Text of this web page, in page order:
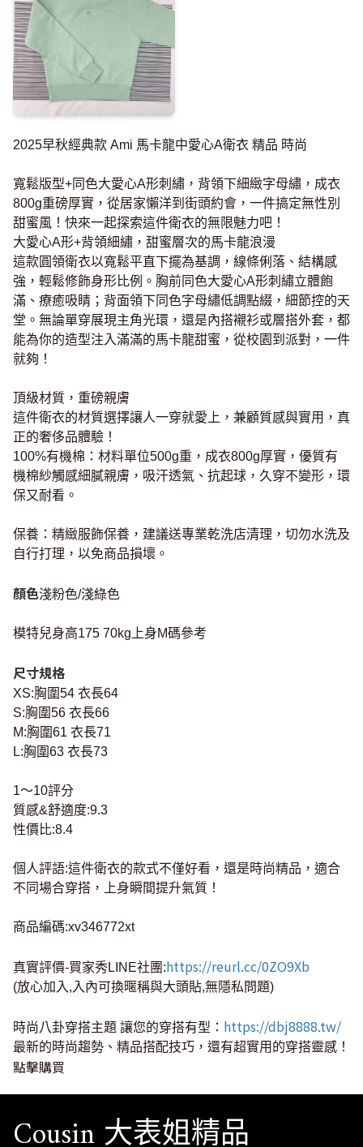
2025早秋經典款 Ami 馬卡龍中愛心A衛衣 精品 時尚
寬鬆版型+同色大愛心A形刺繡，背領下細緻字母繡，成衣
800g重磅厚實，從居家懶洋到街頭約會，一件搞定無性別
甜蜜風！快來一起探索這件衛衣的無限魅力吧！
大愛心A形+背領細繡，甜蜜層次的馬卡龍浪漫
這款圓領衛衣以寬鬆平直下擺為基調，線條俐落、結構感
強，輕鬆修飾身形比例。胸前同色大愛心A形刺繡立體飽
滿、療癒吸睛；背面領下同色字母繡低調點綴，細節控的天
堂。無論單穿展現主角光環，還是內搭襯衫或層搭外套，都
能為你的造型注入滿滿的馬卡龍甜蜜，從校園到派對，一件
就夠！
頂級材質，重磅親膚
這件衛衣的材質選擇讓人一穿就愛上，兼顧質感與實用，真
正的奢侈品體驗！
100%有機棉：材料單位500g重，成衣800g厚實，優質有
機棉紗觸感細膩親膚，吸汗透氣、抗起球，久穿不變形，環
保又耐看。
保養：精緻服飾保養，建議送專業乾洗店清理，切勿水洗及
自行打理，以免商品損壞。
顏色淺粉色/淺綠色
模特兒身高175 70kg上身M碼參考
尺寸規格
XS:胸圍54 衣長64
S:胸圍56 衣長66
M:胸圍61 衣長71
L:胸圍63 衣長73
1～10評分
質感&舒適度:9.3
性價比:8.4
個人評語:這件衛衣的款式不僅好看，還是時尚精品，適合
不同場合穿搭，上身瞬間提升氣質！
商品編碼:xv346772xt
真實評價-買家秀LINE社團:https://reurl.cc/0ZO9Xb
(放心加入,入內可換暱稱與大頭貼,無隱私問題)
時尚八卦穿搭主題 讓您的穿搭有型： https://dbj8888.tw/
最新的時尚趨勢、精品搭配技巧，還有超實用的穿搭靈感！
點擊購買
Cousin 大表姐精品